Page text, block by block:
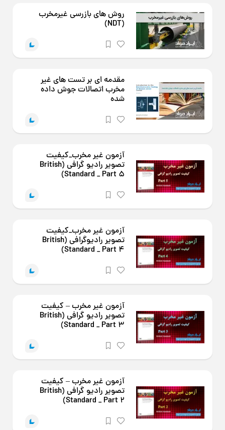
روش های بازرسی غیرمخرب
(NDT)
مقدمه ای بر تست های غیر
مخرب اتصالات جوش داده
شده
آزمون غیر مخرب_کیفیت
تصویر رادیو گرافی (British
Standard _ Part 5)
آزمون غیر مخرب_کیفیت
تصویر رادیوگرافی (British
Standard _ Part 4)
آزمون غیر مخرب – کیفیت
تصویر رادیو گرافی (British
Standard _ Part 3)
آزمون غیر مخرب – کیفیت
تصویر رادیو گرافی (British
Standard _ Part 2)